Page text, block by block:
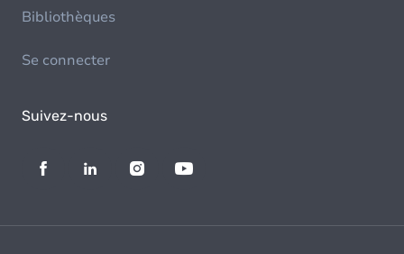
Bibliothèques
Se connecter
Suivez-nous